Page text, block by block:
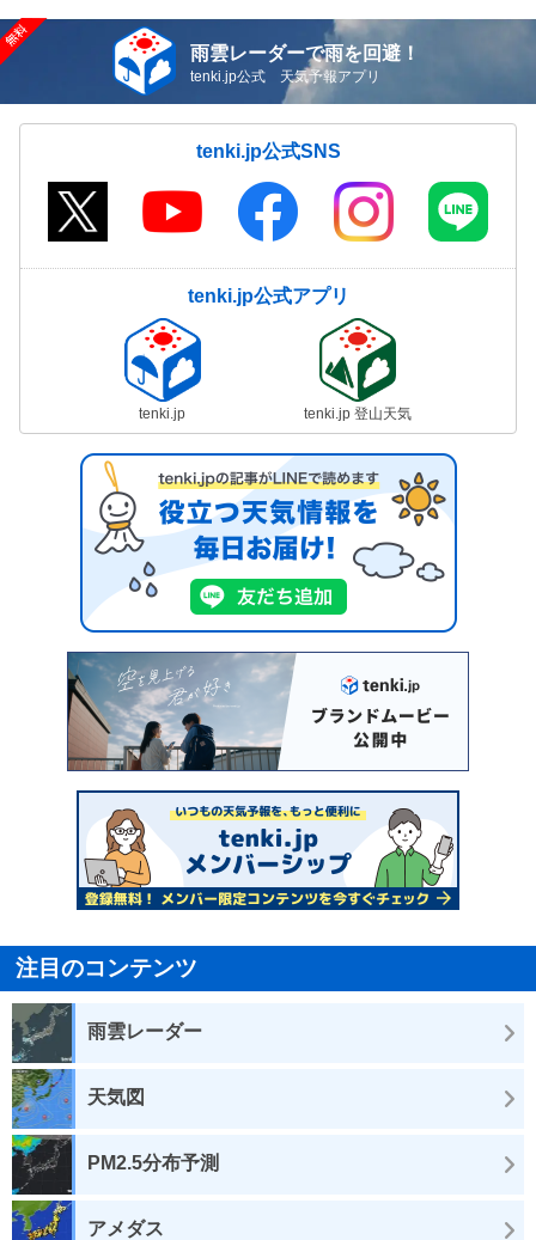
雨雲レーダーで雨を回避！
tenki.jp公式 天気予報アプリ
tenki.jp公式SNS
tenki.jp公式アプリ
tenki.jp tenki.jp 登山天気
注目のコンテンツ
雨雲レーダー
天気図
PM2.5分布予測
アメダス